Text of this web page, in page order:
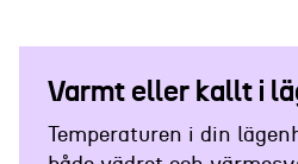
Varmt eller kallt i
Temperaturen i din